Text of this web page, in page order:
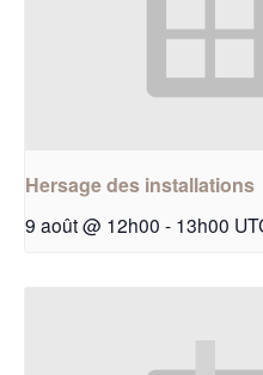
Hersage des installations
9 août @ 12h00 - 13h00